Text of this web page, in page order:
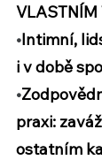
VLASTNÍM
•Intimní,
i v době
•
praxi:
ostatním